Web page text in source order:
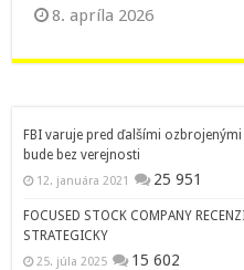
8. apríla 2026
FBI varuje pred ďalšími
bude bez verejnosti
12. januára 2021 25 951
FOCUSED STOCK COMPANY
STRATEGICKY
25. júla 2025 15 602